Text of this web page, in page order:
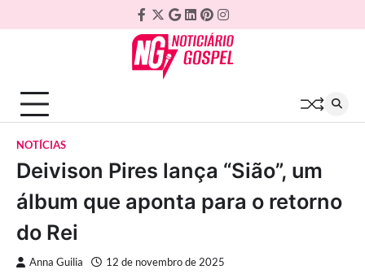
to
Facebook
Twitter
Google
Plus
Linkedin
Pinterest
Instagram
NOTÍCIAS
Deivison Pires lança “Sião”, um
álbum que aponta para o retorno
do Rei
Anna Guilia 12 de novembro de 2025